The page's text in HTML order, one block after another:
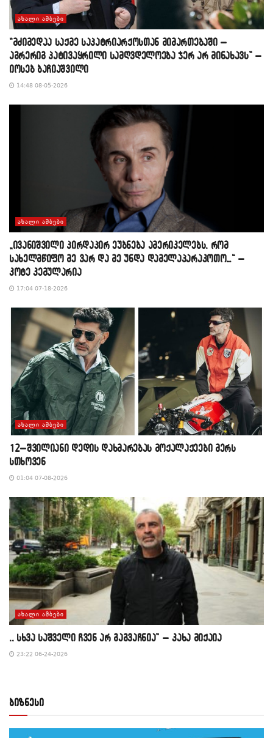
ᲐᲮᲐᲚᲘ ᲐᲛᲑᲔᲑᲘ
“მძიმედაა საქმე საპატრიარქოსთან მიმართებაში –
აგრერიგ პატივაყრილი სამღვდელოება ჯერ არ მინახავს” –
იოსებ ბაჩიაშვილი
14:48 08-05-2026
ᲐᲮᲐᲚᲘ ᲐᲛᲑᲔᲑᲘ
„ივანიშვილი პირდაპირ ეუბნება ამერიკელებს, რომ
სახელმწიფო მე ვარ და მე უნდა დამელაპარაკოთო…“ –
კოტე კემულარია
17:04 07-18-2026
ᲐᲮᲐᲚᲘ ᲐᲛᲑᲔᲑᲘ
12–შვილიანი დედის დახმარებას მოქალაქეები მერს
სთხოვენ
01:04 07-08-2026
ᲐᲮᲐᲚᲘ ᲐᲛᲑᲔᲑᲘ
,, სხვა საშველი ჩვენ არ გაგვაჩნია” – კახა მიქაია
23:22 06-24-2026
ბიზნესი